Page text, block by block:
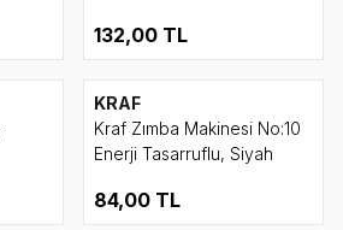
132,00 TL
KRAF
Kraf Zımba Makinesi No:10
Enerji Tasarruflu, Siyah
84,00 TL